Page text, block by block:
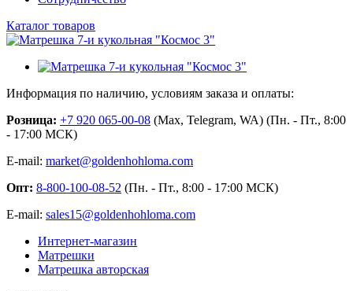
Каталог товаров
Информация по наличию, условиям заказа и оплаты:
Розница: +7 920 065-00-08 (Max, Telegram, WA) (Пн. - Пт., 8:00
- 17:00 МСК)
E-mail: market@goldenhohloma.com
Опт: 8-800-100-08-52 (Пн. - Пт., 8:00 - 17:00 МСК)
E-mail: sales15@goldenhohloma.com
Интернет-магазин
Матрешки
Матрешка авторская